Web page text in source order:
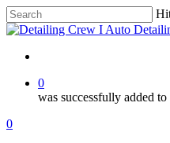
Skip
to
content
Close
0
was successfully added
Menu
account
0